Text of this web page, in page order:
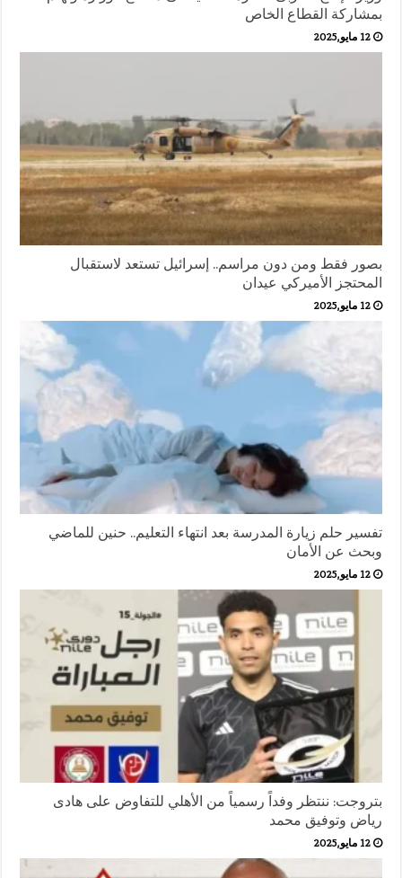
بمشاركة القطاع الخاص
12 مايو,2025
بصور فقط ومن دون مراسم.. إسرائيل تستعد لاستقبال
المحتجز الأميركي عيدان
12 مايو,2025
تفسير حلم زيارة المدرسة بعد انتهاء التعليم.. حنين للماضي
وبحث عن الأمان
12 مايو,2025
بتروجت: ننتظر وفداً رسمياً من الأهلي للتفاوض على هادى
رياض وتوفيق محمد
12 مايو,2025